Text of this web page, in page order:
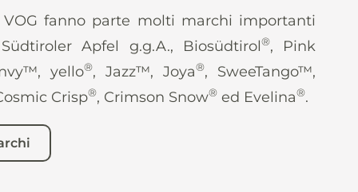
VOG fanno parte molti marchi importanti
Apfel g.g.A., Biosüdtirol®, Pink
yello®, Jazz™, Joya®, SweeTango™,
Crisp®, Crimson Snow®ed Evelina®.